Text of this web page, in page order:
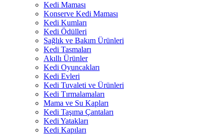
Kedi Maması
Konserve Kedi Maması
Kedi Kumları
Kedi Ödülleri
Sağlık ve Bakım Ürünleri
Kedi Tasmaları
Akıllı Ürünler
Kedi Oyuncakları
Kedi Evleri
Kedi Tuvaleti ve Ürünleri
Kedi Tırmalamaları
Mama ve Su Kapları
Kedi Taşıma Çantaları
Kedi Yatakları
Kedi Kapıları